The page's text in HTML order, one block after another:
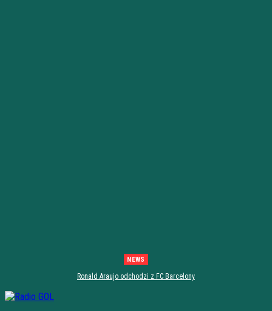
NEWS
Ronald Araujo odchodzi z FC Barcelony